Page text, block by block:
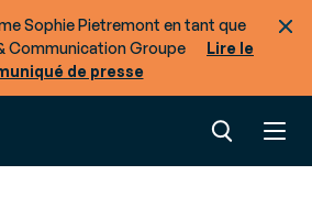
Sophie Pietremont en tant que
Communication Groupe
Lire le
de presse